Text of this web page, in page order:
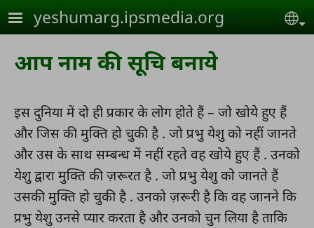
Skip to main content
yeshumarg.ipsmedia.org
आप नाम की सूचि बनाये
इस दुनिया में दो ही प्रकार के लोग होते हैं – जो खोये हुए हैं
और जिस की मुक्ति हो चुकी है . जो प्रभु येशु को नहीं जानते
और उस के साथ सम्बन्ध में नहीं रहते वह खोये हुए हैं . उनको
येशु द्वारा मुक्ति की ज़रूरत है . जो प्रभु येशु को जानते हैं
उसकी मुक्ति हो चुकी है . उनको ज़रूरी है कि वह जानने कि
प्रभु येशु उनसे प्यार करता है और उनको चुन लिया है ताकि